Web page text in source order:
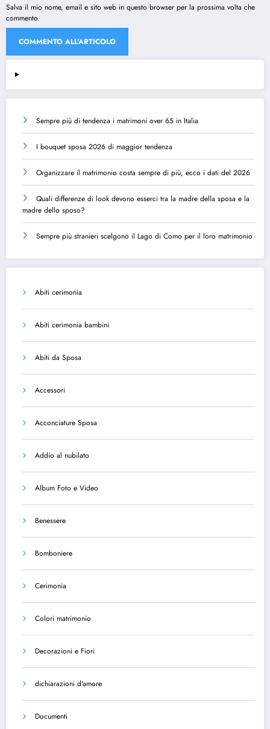
Salva il mio nome, email e sito web in questo browser per la prossima volta che
commento.
Sempre più di tendenza i matrimoni over 65 in Italia
I bouquet sposa 2026 di maggior tendenza
Organizzare il matrimonio costa sempre di più, ecco i dati del 2026
Quali differenze di look devono esserci tra la madre della sposa e la
madre dello sposo?
Sempre più stranieri scelgono il Lago di Como per il loro matrimonio
Abiti cerimonia
Abiti cerimonia bambini
Abiti da Sposa
Accessori
Acconciature Sposa
Addio al nubilato
Album Foto e Video
Benessere
Bomboniere
Cerimonia
Colori matrimonio
Decorazioni e Fiori
dichiarazioni d'amore
Documenti